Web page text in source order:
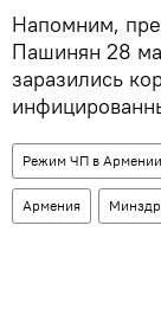
Напомним,
Пашинян 28
заразились
Режим ЧП в Армении
Армения